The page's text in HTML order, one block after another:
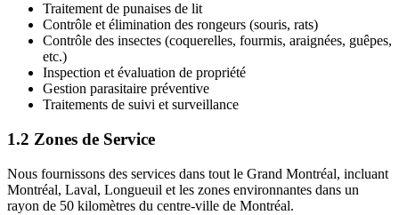
Traitement de punaises de lit
Contrôle et élimination des rongeurs (souris, rats)
Contrôle des insectes (coquerelles, fourmis, araignées, guêpes,
etc.)
Inspection et évaluation de propriété
Gestion parasitaire préventive
Traitements de suivi et surveillance
1.2 Zones de Service
Nous fournissons des services dans tout le Grand Montréal, incluant
Montréal, Laval, Longueuil et les zones environnantes dans un
rayon de 50 kilomètres du centre-ville de Montréal.